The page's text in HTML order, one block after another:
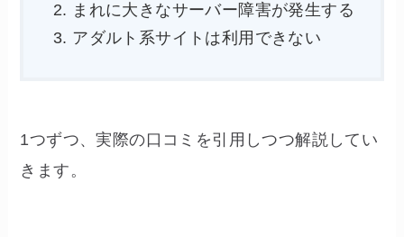
まれに大きなサーバー障害が発生する
アダルト系サイトは利用できない
1つずつ、実際の口コミを引用しつつ解説してい
きます。